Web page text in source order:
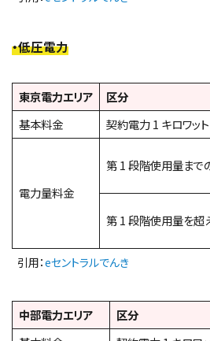
・低圧電力
東京電力エリア 区分
基本料金
契約電力 1 キロワッ
電力量料金
第 1 段階使用量まで
第 1 段階使用量を超
引用：eセントラルでんき
中部電力エリア 区分